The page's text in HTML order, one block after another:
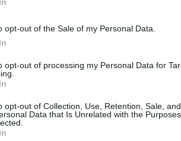
opt-out of the Sale of my Personal Data.
opt-out of processing my Personal Data for
opt-out of Collection, Use, Retention, Sale,
Data that Is Unrelated with the
οι νέοι 18-25 ετών